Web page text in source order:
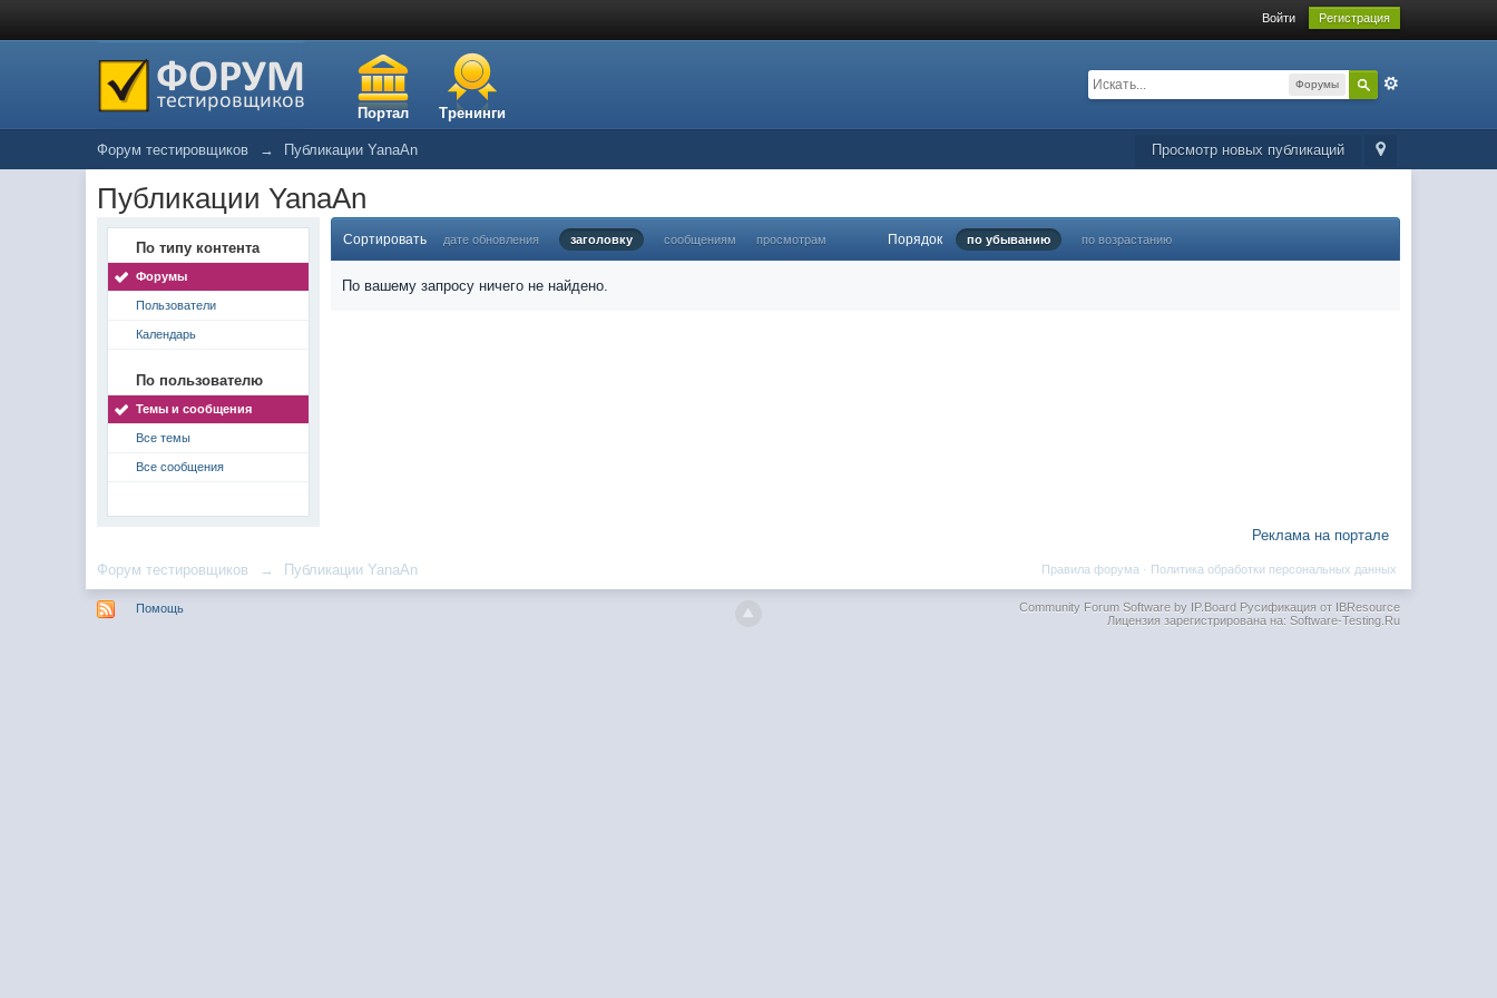
Войти Регистрация
Портал Тренинги
Форумы
Просмотр новых публикаций
Форум тестировщиков → Публикации YanaAn
Публикации YanaAn
По типу контента
Форумы
Пользователи
Календарь
По пользователю
Темы и сообщения
Все темы
Все сообщения
Сортировать дате обновления заголовку сообщениям просмотрам Порядок по убыванию по возрастанию
По вашему запросу ничего не найдено.
Реклама на портале
Форум тестировщиков → Публикации YanaAn Политика обработки персональных данных
Правила форума ·
Помощь Community Forum Software by IP.BoardРусификация от IBResource
Лицензия зарегистрирована на: Software-Testing.Ru